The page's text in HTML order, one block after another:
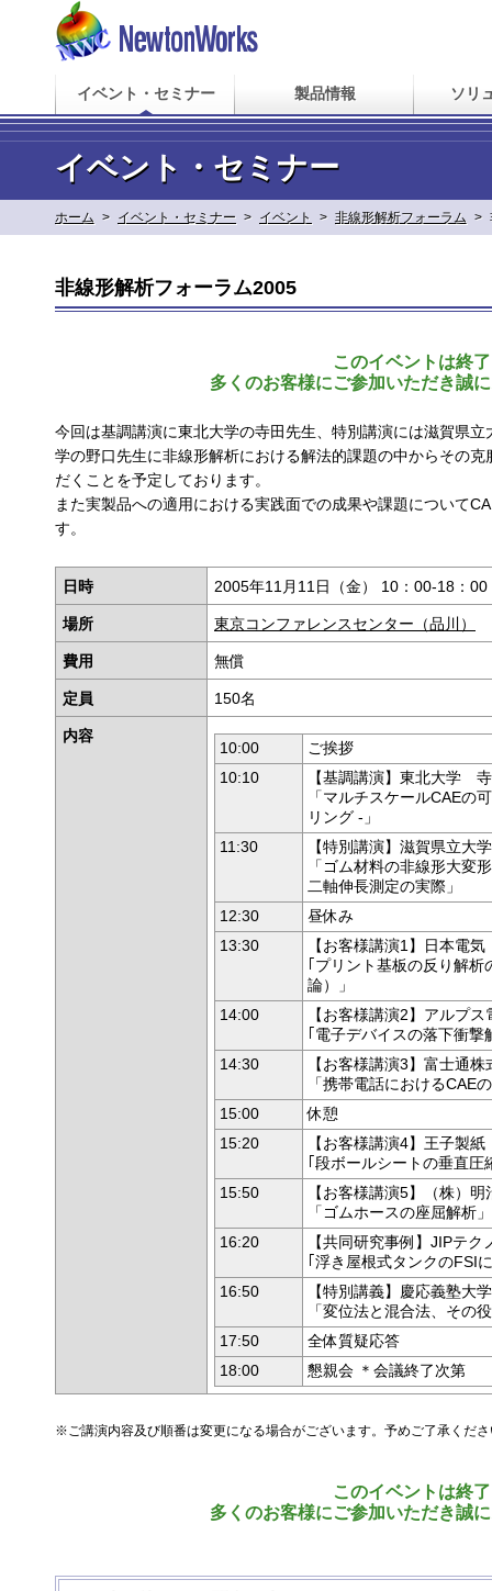
イベント・セミナー 製品情報 ソリ
イベント・セミナー
ホーム > イベント・セミナー > イベント > 非線形解析フォーラム >
非線形解析フォーラム2005
このイベントは終
多くのお客様にご参加いただき誠
今回は基調講演に東北大学の寺田先生、特別講演には滋賀県
学の野口先生に非線形解析における解法的課題の中からその
だくことを予定しております。
また実製品への適用における実践面での成果や課題について
す。
日時 2005年11月11日（金） 10：00-18：
場所 東京コンファレンスセンター（品川）
費用 無償
定員 150名
内容
10:00
ご挨拶
10:10
【基調講演】東北大学
「マルチスケールCAEの
リング -」
11:30
【特別講演】滋賀県立大
「ゴム材料の非線形大変
二軸伸長測定の実際」
12:30
昼休み
13:30
【お客様講演1】日本電
｢プリント基板の反り解
論）」
14:00
【お客様講演2】アルプ
｢電子デバイスの落下衝
14:30
【お客様講演3】富士通
「携帯電話におけるCAE
15:00
休憩
15:20
【お客様講演4】王子製
｢段ボールシートの垂直圧
15:50
【お客様講演5】（株）
「ゴムホースの座屈解析」
16:20
【共同研究事例】JIPテ
｢浮き屋根式タンクのFSI
16:50
【特別講義】慶応義塾大
「変位法と混合法、その
17:50
全体質疑応答
18:00
懇親会 ＊会議終了次第
※ご講演内容及び順番は変更になる場合がございます。予めご了承くだ
このイベントは終
多くのお客様にご参加いただき誠